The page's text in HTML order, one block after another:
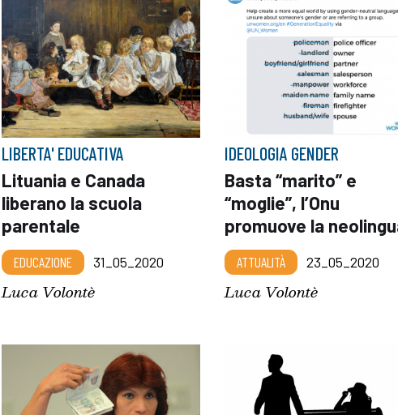
LIBERTA' EDUCATIVA
Lituania e Canada
liberano la scuola
parentale
EDUCAZIONE 31_05_2020
Luca Volontè
IDEOLOGIA GENDER
Basta “marito” e
“moglie”, l’Onu
promuove la
ATTUALITÀ 23_05_2020
Luca Volontè